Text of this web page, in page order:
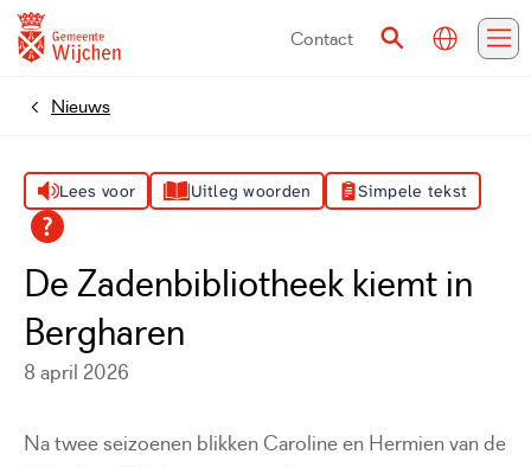
Contact
ZoekenVertalen
HomeNieuws
Lees voor Uitleg woorden Simpele tekst
De Zadenbibliotheek kiemt in
Bergharen
8 april 2026
Na twee seizoenen blikken Caroline en Hermien van de